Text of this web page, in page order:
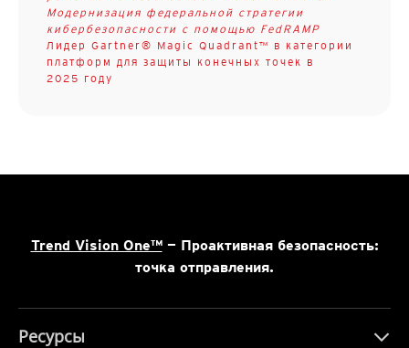
Модернизация федеральной стратегии
кибербезопасности с помощью FedRAMP
Лидер Gartner® Magic Quadrant™ в категории
платформ для защиты конечных точек в
2025 году
Trend Vision One™— Проактивная безопасность:
точка отправления.
Ресурсы